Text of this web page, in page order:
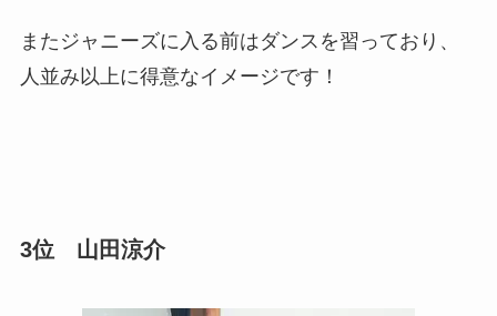
またジャニーズに入る前はダンスを習っており、
人並み以上に得意なイメージです！
3位 山田涼介